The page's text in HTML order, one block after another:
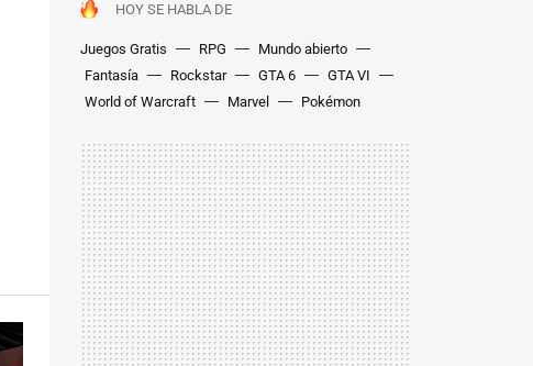
HOY SE HABLA DE
Juegos Gratis RPG
Mundo abierto
Fantasía
Rockstar GTA 6
GTA VI
World of Warcraft
Marvel Pokémon